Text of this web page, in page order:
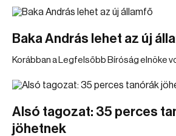
Baka András lehet az új
Korábban a Legfelsőbb Bíróság elnöke
Alsó tagozat: 35 perces
jöhetnek